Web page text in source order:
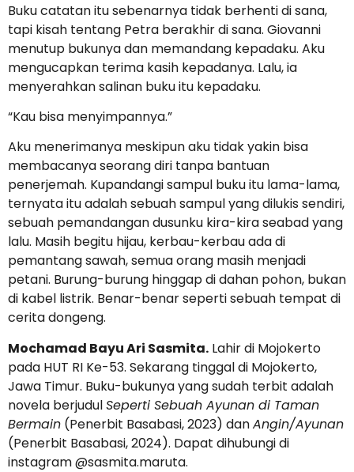
Buku catatan itu sebenarnya tidak berhenti di sana,
tapi kisah tentang Petra berakhir di sana. Giovanni
menutup bukunya dan memandang kepadaku. Aku
mengucapkan terima kasih kepadanya. Lalu, ia
menyerahkan salinan buku itu kepadaku.
“Kau bisa menyimpannya.”
Aku menerimanya meskipun aku tidak yakin bisa
membacanya seorang diri tanpa bantuan
penerjemah. Kupandangi sampul buku itu lama-lama,
ternyata itu adalah sebuah sampul yang dilukis sendiri,
sebuah pemandangan dusunku kira-kira seabad yang
lalu. Masih begitu hijau, kerbau-kerbau ada di
pemantang sawah, semua orang masih menjadi
petani. Burung-burung hinggap di dahan pohon, bukan
di kabel listrik. Benar-benar seperti sebuah tempat di
cerita dongeng.
Mochamad Bayu Ari Sasmita. Lahir di Mojokerto
pada HUT RI Ke-53. Sekarang tinggal di Mojokerto,
Jawa Timur. Buku-bukunya yang sudah terbit adalah
novela berjudulSeperti Sebuah Ayunan di Taman
Bermain (Penerbit Basabasi, 2023) danAngin/Ayunan
(Penerbit Basabasi, 2024). Dapat dihubungi di
instagram @sasmita.maruta.